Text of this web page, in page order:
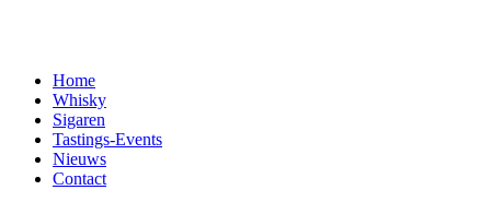
Home
Whisky
Sigaren
Tastings-Events
Nieuws
Contact